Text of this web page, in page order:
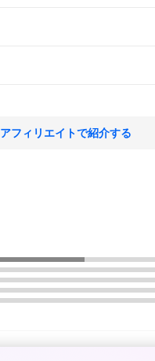
アフィリエイトで紹介する